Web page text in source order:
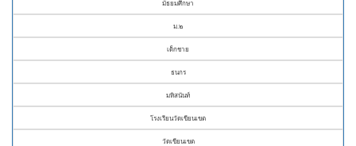
มัธยมศึกษา
ม.๒
เด็กชาย
ธนกร
มหิสนันท์
โรงเรียนวัดเขียนเขต
วัดเขียนเขต